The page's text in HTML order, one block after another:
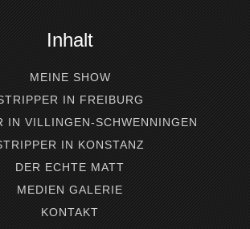
Inhalt
MEINE SHOW
IN FREIBURG
IN VILLINGEN-SCHWENNINGEN
IN KONSTANZ
DER ECHTE MATT
MEDIEN GALERIE
KONTAKT